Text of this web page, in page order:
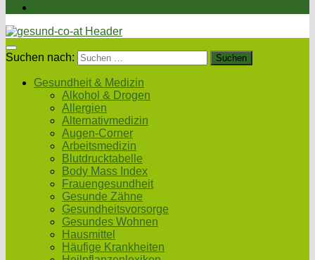
Suchen nach:
Gesundheit & Medizin
Alkohol & Drogen
Allergien
Alternativmedizin
Augen-Corner
Arbeitsmedizin
Blutdrucktabelle
Body Mass Index
Frauengesundheit
Gesunde Zähne
Gesundheitsvorsorge
Gesundes Wohnen
Hausmittel
Häufige Krankheiten